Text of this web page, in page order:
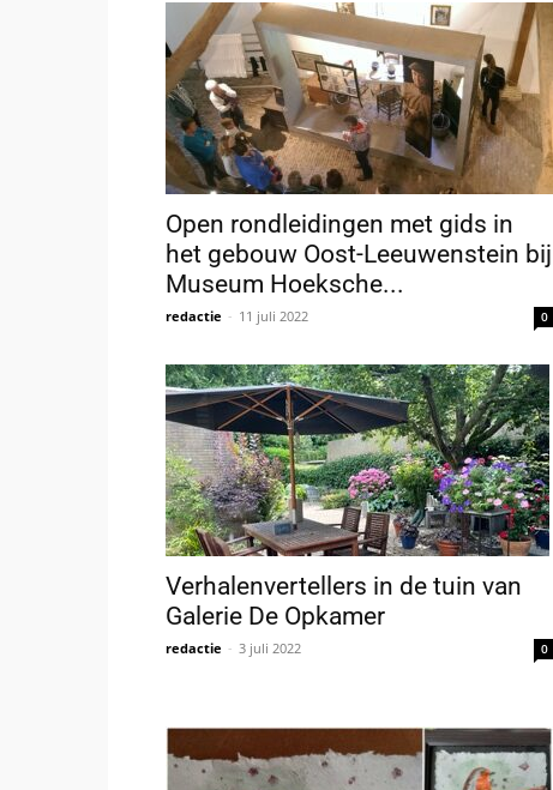
Open rondleidingen met gids in
het gebouw Oost-Leeuwenstein bij
Museum Hoeksche...
redactie - 11 juli 2022 0
Verhalenvertellers in de tuin van
Galerie De Opkamer
redactie - 3 juli 2022 0